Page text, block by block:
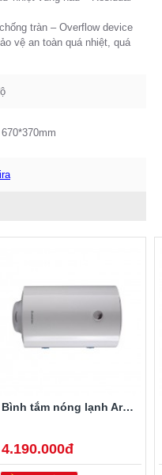
tràn – Overflow device
vệ an toàn quá nhiệt, quá
Bình tắm nóng lạnh Ariston PRO-R40SH 2.5FE 40 Lít
4.190.000đ